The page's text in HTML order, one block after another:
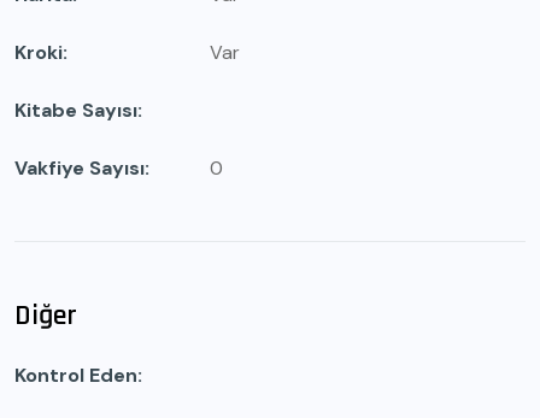
Kroki Var
Kitabe Sayısı
Vakfiye Sayısı 0
Diğer
Kontrol Eden